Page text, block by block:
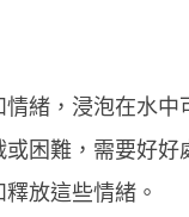
緒，浸泡在水
困難，需要好
放這些情緒。